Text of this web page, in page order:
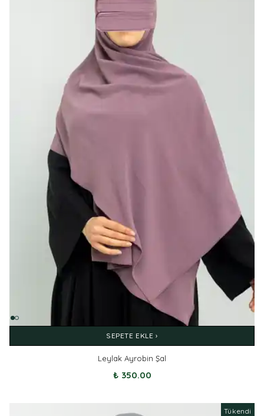
SEPETE EKLE ›
Leylak Ayrobin Şal
₺ 350.00
Tükendi